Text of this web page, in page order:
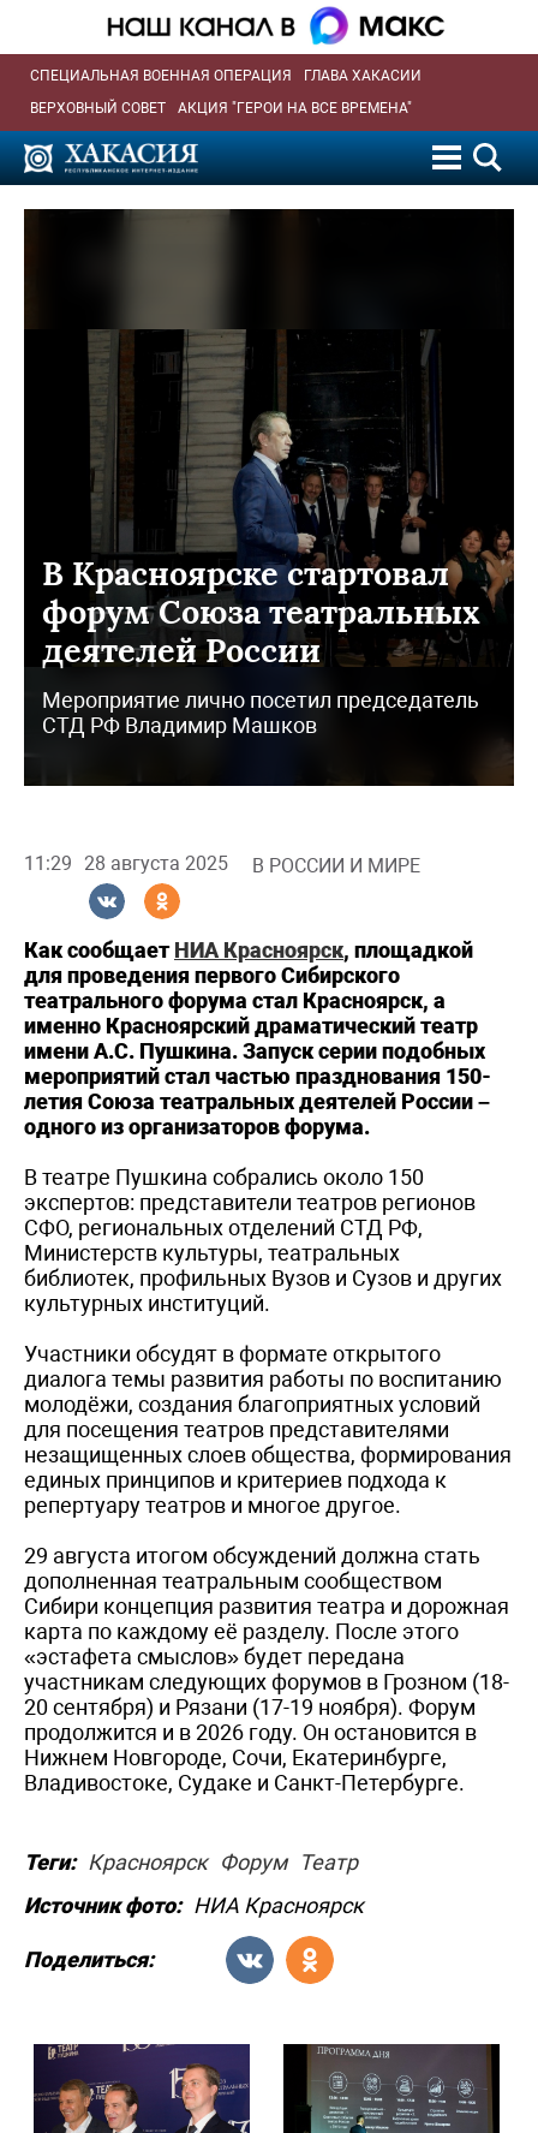
СПЕЦИАЛЬНАЯ ВОЕННАЯ ОПЕРАЦИЯ
ГЛАВА ХАКАСИИ
ВЕРХОВНЫЙ СОВЕТ
АКЦИЯ "ГЕРОИ НА ВСЕ ВРЕМЕНА"
В Красноярске стартовал
форум Союза театральных
деятелей России
Мероприятие лично посетил председатель
СТД РФ Владимир Машков
11:29 28 августа 2025 В РОССИИ И МИРЕ
Как сообщаетНИА Красноярск, площадкой
для проведения первого Сибирского
театрального форума стал Красноярск, а
именно Красноярский драматический театр
имени А.С. Пушкина. Запуск серии подобных
мероприятий стал частью празднования 150-
летия Союза театральных деятелей России –
одного из организаторов форума.
В театре Пушкина собрались около 150
экспертов: представители театров регионов
СФО, региональных отделений СТД РФ,
Министерств культуры, театральных
библиотек, профильных Вузов и Сузов и других
культурных институций.
Участники обсудят в формате открытого
диалога темы развития работы по воспитанию
молодёжи, создания благоприятных условий
для посещения театров представителями
незащищенных слоев общества, формирования
единых принципов и критериев подхода к
репертуару театров и многое другое.
29 августа итогом обсуждений должна стать
дополненная театральным сообществом
Сибири концепция развития театра и дорожная
карта по каждому её разделу. После этого
«эстафета смыслов» будет передана
участникам следующих форумов в Грозном (18-
20 сентября) и Рязани (17-19 ноября). Форум
продолжится и в 2026 году. Он остановится в
Нижнем Новгороде, Сочи, Екатеринбурге,
Владивостоке, Судаке и Санкт-Петербурге.
Теги: Красноярск Форум
Театр
Источник фото: НИА Красноярск
Поделиться: